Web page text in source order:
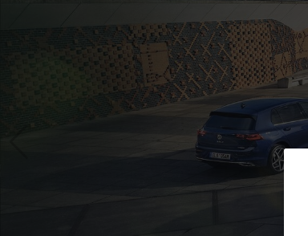
ŠkodaBox
Financování
Operativní leasing Škoda Superb